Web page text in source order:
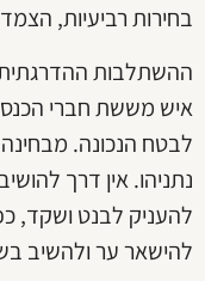
בחירות רביעיות,
ההשתלבות ההדרגתית
איש מששת חברי
לבטח הנכונה.
נתניהו. אין דרך
להעניק לבנט ושקד,
להישאר ער ולהשיב